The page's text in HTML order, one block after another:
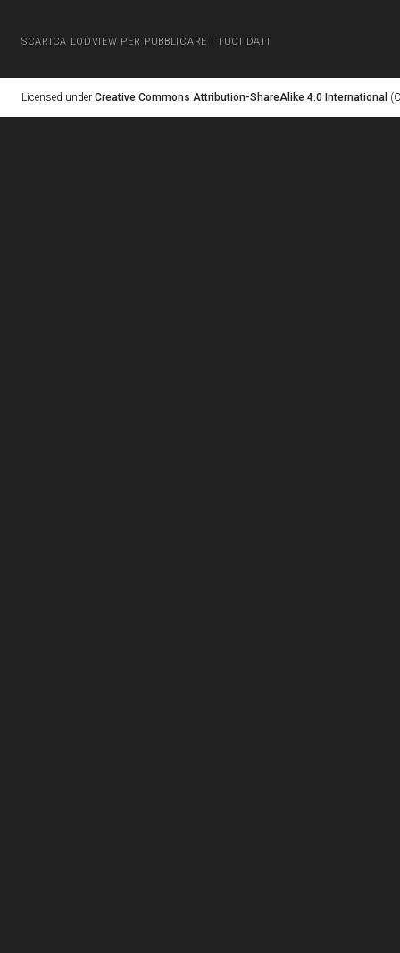
SCARICA LODVIEW PER PUBBLICARE I TUOI DATI
Licensed under Creative Commons Attribution-ShareAlike 4.0 International